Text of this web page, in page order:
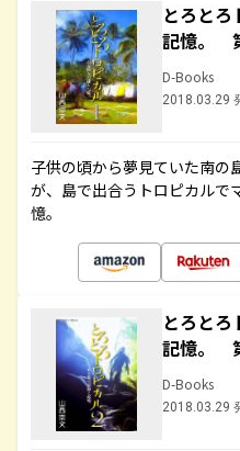
とろと
記憶。
D-Books
2018.03.29
子供の頃から夢見ていた南の
が、島で出合うトロピカルで
憶。
とろと
記憶。
D-Books
2018.03.29